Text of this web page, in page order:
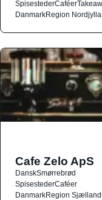
SpisestederCaféer
DanmarkRegion
Cafe Zelo ApS
DanskSmørrebrød
SpisestederCaféer
DanmarkRegion Sjælland